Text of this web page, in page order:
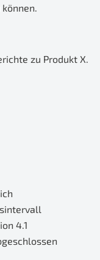
zu Produkt X.
4.1